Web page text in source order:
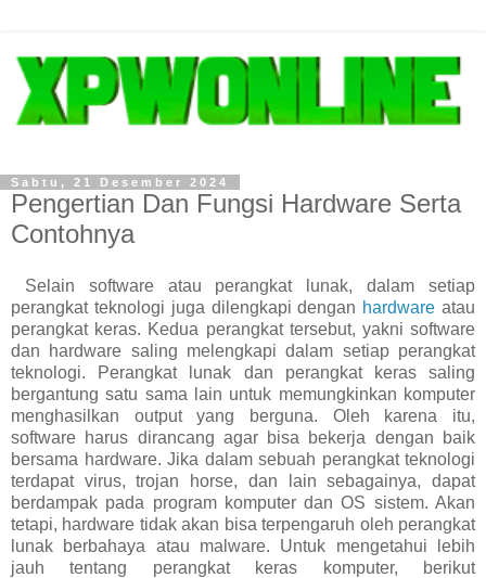
Sabtu, 21 Desember 2024
Pengertian Dan Fungsi Hardware Serta
Contohnya
Selain software atau perangkat lunak, dalam setiap
perangkat teknologi juga dilengkapi dengan hardware atau
perangkat keras. Kedua perangkat tersebut, yakni software
dan hardware saling melengkapi dalam setiap perangkat
teknologi. Perangkat lunak dan perangkat keras saling
bergantung satu sama lain untuk memungkinkan komputer
menghasilkan output yang berguna. Oleh karena itu,
software harus dirancang agar bisa bekerja dengan baik
bersama hardware. Jika dalam sebuah perangkat teknologi
terdapat virus, trojan horse, dan lain sebagainya, dapat
berdampak pada program komputer dan OS sistem. Akan
tetapi, hardware tidak akan bisa terpengaruh oleh perangkat
lunak berbahaya atau malware. Untuk mengetahui lebih
jauh tentang perangkat keras komputer, berikut